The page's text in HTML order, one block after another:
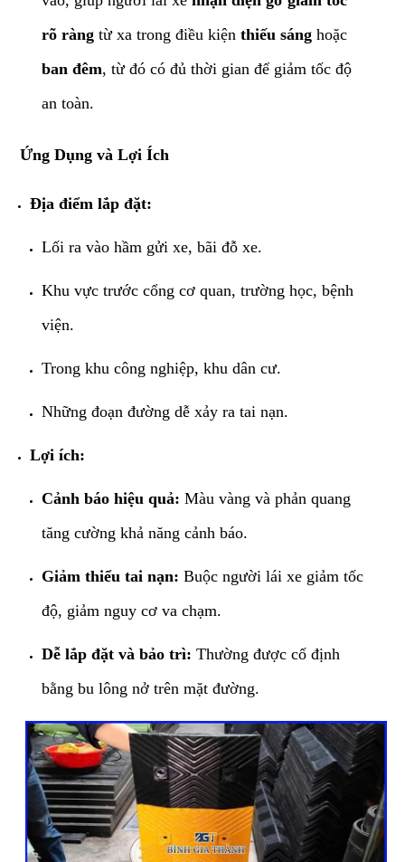
rõ ràng từ xa trong điều kiện thiếu sáng hoặc
ban đêm, từ đó có đủ thời gian để giảm tốc độ
an toàn.
​Ứng Dụng và Lợi Ích
Địa điểm lắp đặt:
​Lối ra vào hầm gửi xe, bãi đỗ xe.
​Khu vực trước cổng cơ quan, trường học, bệnh
viện.
​Trong khu công nghiệp, khu dân cư.
​Những đoạn đường dễ xảy ra tai nạn.
Lợi ích:
Cảnh báo hiệu quả: Màu vàng và phản quang
tăng cường khả năng cảnh báo.
Giảm thiểu tai nạn: Buộc người lái xe giảm tốc
độ, giảm nguy cơ va chạm.
Dễ lắp đặt và bảo trì: Thường được cố định
bằng bu lông nở trên mặt đường.